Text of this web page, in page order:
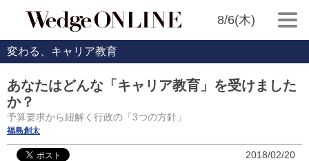
8/6(木)
変わる、キャリア教育
あなたはどんな「キャリア教育」を受けました
か？
予算要求から紐解く行政の「3つの方針」
福島創太
2018/02/20